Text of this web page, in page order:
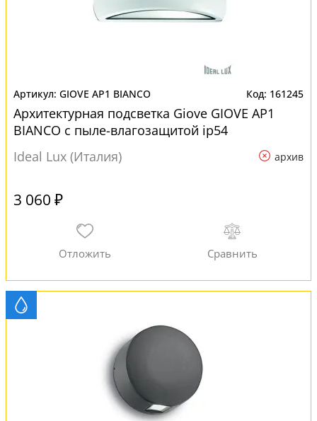
GIOVE AP1 BIANCO 161245
Архитектурная подсветка Giove GIOVE AP1
BIANCO с пыле-влагозащитой ip54
Ideal Lux (Италия)
архив
3 060 ₽